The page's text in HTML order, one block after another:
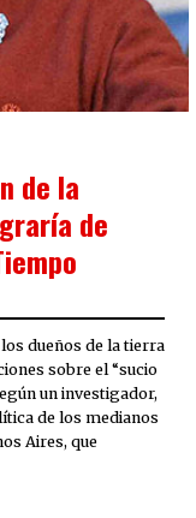
de la
de
dueños de la tierra
sobre el “sucio
un investigador,
de los medianos
Aires, que